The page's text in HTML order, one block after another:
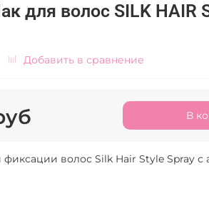
для волос SILK HAIR
Добавить в сравнение
В
фиксации волос Silk Hair Style Spray